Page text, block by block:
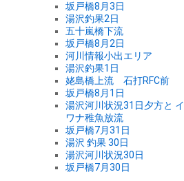
坂戸橋8月3日
湯沢釣果2日
五十嵐橋下流
坂戸橋8月2日
河川情報小出エリア
湯沢釣果1日
姥島橋上流 石打RFC前
坂戸橋8月1日
湯沢河川状況31日夕方と イ
ワナ稚魚放流
坂戸橋7月31日
湯沢 釣果 30日
湯沢河川状況30日
坂戸橋7月30日